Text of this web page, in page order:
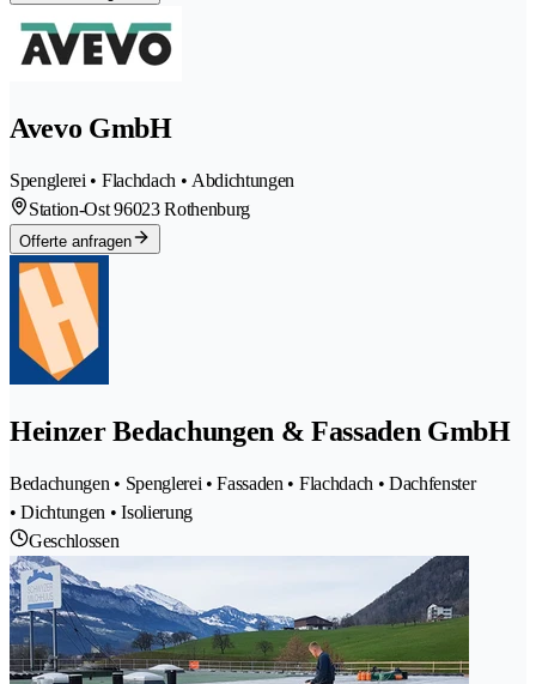
Avevo GmbH
Spenglerei • Flachdach • Abdichtungen
Station-Ost 96023 Rothenburg
Offerte anfragen
Heinzer Bedachungen & Fassaden GmbH
Bedachungen • Spenglerei • Fassaden • Flachdach • Dachfenster
• Dichtungen • Isolierung
Geschlossen